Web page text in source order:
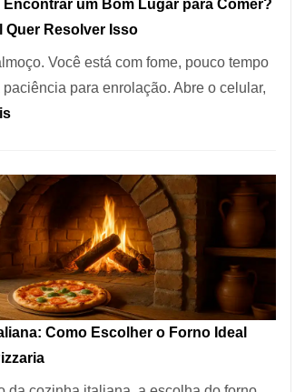
São
Paulo
Encontrar um Bom Lugar para Comer?
Quer Resolver Isso
Você está com fome, pouco tempo
para enrolação. Abre o celular,
:
Encontrar
um
Bom
Lugar
para
Comer?
Este
Portal
Como Escolher o Forno Ideal